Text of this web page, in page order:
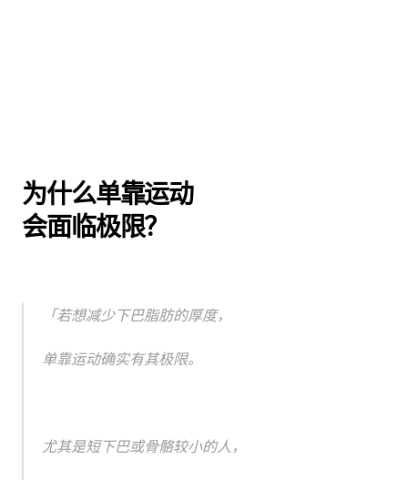
为什么单靠运动
会面临极限？
「若想减少下巴脂肪的厚度，
单靠运动确实有其极限。
尤其是短下巴或骨骼较小的人，